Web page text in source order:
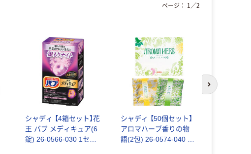
シャディ 【4箱セット】花
王 バブ メディキュア(6
錠) 26-0566-030 1セッ
シャディ 【50個セット】
アロマハーブ香りの物
語(2包) 26-0574-040 1
ページ： 1 ／2
次のスライド